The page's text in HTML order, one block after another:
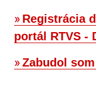
Registrácia
portál RTVS -
Zabudol